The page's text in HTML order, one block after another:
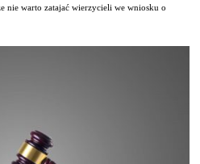
nie warto zatajać wierzycieli we wniosku o